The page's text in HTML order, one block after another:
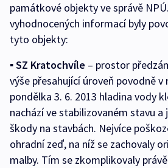
památkové objekty ve správě
vyhodnocených informací byly
tyto objekty:
▪ SZ Kratochvíle – prostor
výše přesahující úroveň povodně v
pondělka 3. 6. 2013 hladina vody
nachází ve stabilizovaném stavu
škody na stavbách. Nejvíce
ohradní zeď, na níž se zachovaly
malby. Tím se zkomplikovaly